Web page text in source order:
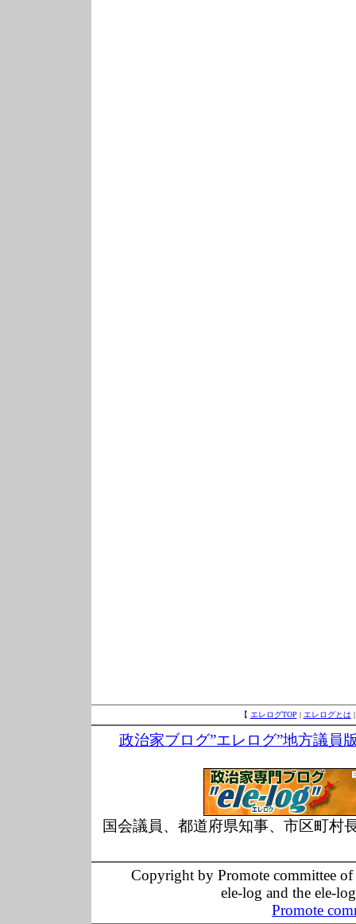
【 エレログTOP | エレログとは
政治家ブログ”エレログ”地方議員
国会議員、都道府県知事、市区町村
Copyright by Promote committee
ele-log and the ele-
Promote